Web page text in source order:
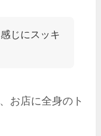
じにスッキ
お店に全身のト